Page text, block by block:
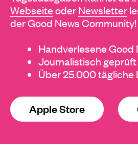
WebseiteoderNewsletter
der Good News Community!
Handverlesene Good
Journalistisch geprüft
Über 25.000 tägliche
Apple Store